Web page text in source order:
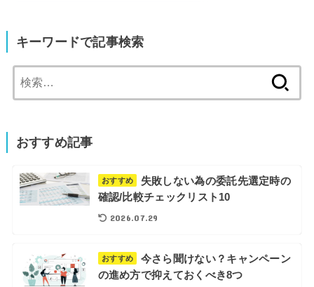
キーワードで記事検索
索:
おすすめ記事
おすすめ
失敗しない為の委託先選定時の
確認/比較チェックリスト10
2026.07.29
おすすめ
今さら聞けない？キャンペーン
の進め方で抑えておくべき8つ